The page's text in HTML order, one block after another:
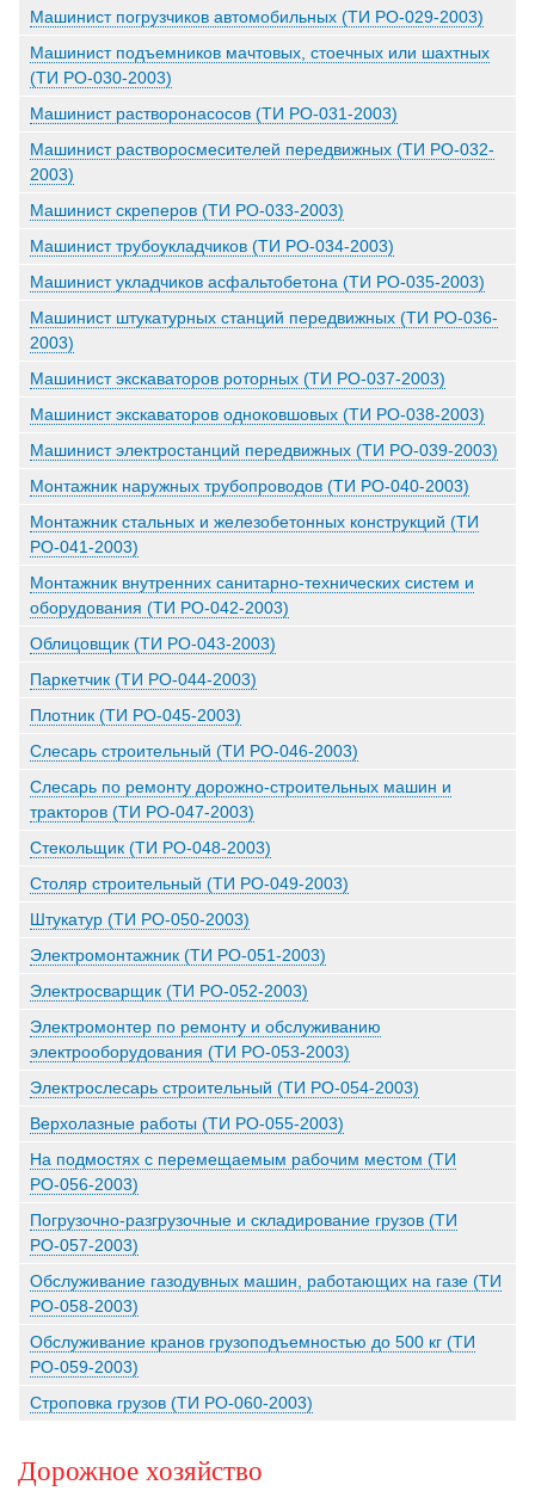
Машинист погрузчиков автомобильных (ТИ РО-029-2003)
Машинист подъемников мачтовых, стоечных или шахтных
(ТИ РО-030-2003)
Машинист растворонасосов (ТИ РО-031-2003)
Машинист растворосмесителей передвижных (ТИ РО-032-
2003)
Машинист скреперов (ТИ РО-033-2003)
Машинист трубоукладчиков (ТИ РО-034-2003)
Машинист укладчиков асфальтобетона (ТИ РО-035-2003)
Машинист штукатурных станций передвижных (ТИ РО-036-
2003)
Машинист экскаваторов роторных (ТИ РО-037-2003)
Машинист экскаваторов одноковшовых (ТИ РО-038-2003)
Машинист электростанций передвижных (ТИ РО-039-2003)
Монтажник наружных трубопроводов (ТИ РО-040-2003)
Монтажник стальных и железобетонных конструкций (ТИ
РО-041-2003)
Монтажник внутренних санитарно-технических систем и
оборудования (ТИ РО-042-2003)
Облицовщик (ТИ РО-043-2003)
Паркетчик (ТИ РО-044-2003)
Плотник (ТИ РО-045-2003)
Слесарь строительный (ТИ РО-046-2003)
Слесарь по ремонту дорожно-строительных машин и
тракторов (ТИ РО-047-2003)
Стекольщик (ТИ РО-048-2003)
Столяр строительный (ТИ РО-049-2003)
Штукатур (ТИ РО-050-2003)
Электромонтажник (ТИ РО-051-2003)
Электросварщик (ТИ РО-052-2003)
Электромонтер по ремонту и обслуживанию
электрооборудования (ТИ РО-053-2003)
Электрослесарь строительный (ТИ РО-054-2003)
Верхолазные работы (ТИ РО-055-2003)
На подмостях с перемещаемым рабочим местом (ТИ
РО-056-2003)
Погрузочно-разгрузочные и складирование грузов (ТИ
РО-057-2003)
Обслуживание газодувных машин, работающих на газе (ТИ
РО-058-2003)
Обслуживание кранов грузоподъемностью до 500 кг (ТИ
РО-059-2003)
Строповка грузов (ТИ РО-060-2003)
Дорожное хозяйство